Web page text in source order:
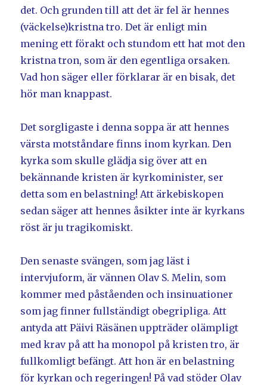
det. Och grunden till att det är fel är hennes
(väckelse)kristna tro. Det är enligt min
mening ett förakt och stundom ett hat mot den
kristna tron, som är den egentliga orsaken.
Vad hon säger eller förklarar är en bisak, det
hör man knappast.
Det sorgligaste i denna soppa är att hennes
värsta motståndare finns inom kyrkan. Den
kyrka som skulle glädja sig över att en
bekännande kristen är kyrkominister, ser
detta som en belastning! Att ärkebiskopen
sedan säger att hennes åsikter inte är kyrkans
röst är ju tragikomiskt.
Den senaste svängen, som jag läst i
intervjuform, är vännen Olav S. Melin, som
kommer med påståenden och insinuationer
som jag finner fullständigt obegripliga. Att
antyda att Päivi Räsänen uppträder olämpligt
med krav på att ha monopol på kristen tro, är
fullkomligt befängt. Att hon är en belastning
för kyrkan och regeringen! På vad stöder Olav